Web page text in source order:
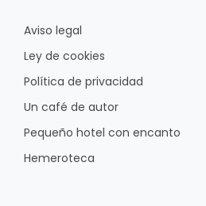
Aviso legal
Ley de cookies
Política de privacidad
Un café de autor
Pequeño hotel con encanto
Hemeroteca